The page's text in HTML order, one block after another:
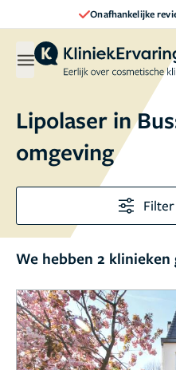
Onafhankelijke
Lipolaser in
omgeving
We hebben 2 klinieken